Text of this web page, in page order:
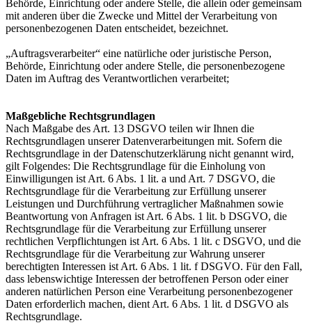
Behörde, Einrichtung oder andere Stelle, die allein oder gemeinsam
mit anderen über die Zwecke und Mittel der Verarbeitung von
personenbezogenen Daten entscheidet, bezeichnet.
„Auftragsverarbeiter“ eine natürliche oder juristische Person,
Behörde, Einrichtung oder andere Stelle, die personenbezogene
Daten im Auftrag des Verantwortlichen verarbeitet;
Maßgebliche Rechtsgrundlagen
Nach Maßgabe des Art. 13 DSGVO teilen wir Ihnen die
Rechtsgrundlagen unserer Datenverarbeitungen mit. Sofern die
Rechtsgrundlage in der Datenschutzerklärung nicht genannt wird,
gilt Folgendes: Die Rechtsgrundlage für die Einholung von
Einwilligungen ist Art. 6 Abs. 1 lit. a und Art. 7 DSGVO, die
Rechtsgrundlage für die Verarbeitung zur Erfüllung unserer
Leistungen und Durchführung vertraglicher Maßnahmen sowie
Beantwortung von Anfragen ist Art. 6 Abs. 1 lit. b DSGVO, die
Rechtsgrundlage für die Verarbeitung zur Erfüllung unserer
rechtlichen Verpflichtungen ist Art. 6 Abs. 1 lit. c DSGVO, und die
Rechtsgrundlage für die Verarbeitung zur Wahrung unserer
berechtigten Interessen ist Art. 6 Abs. 1 lit. f DSGVO. Für den Fall,
dass lebenswichtige Interessen der betroffenen Person oder einer
anderen natürlichen Person eine Verarbeitung personenbezogener
Daten erforderlich machen, dient Art. 6 Abs. 1 lit. d DSGVO als
Rechtsgrundlage.